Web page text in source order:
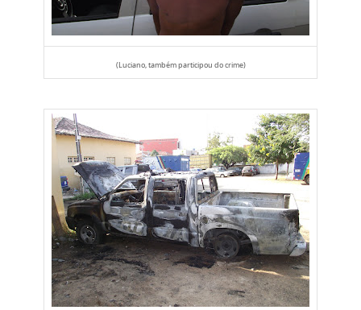
(Luciano, também participou do crime)